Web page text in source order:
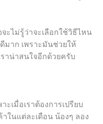
ะไม่รู้ว่าจะเลือกใช้วิธีไหน
มาก เพราะมันช่วยให้
ราน่าสนใจอีกด้วยครับ
เมื่อเราต้องการเปรียบ
ในแต่ละเดือน น้องๆ ลอง